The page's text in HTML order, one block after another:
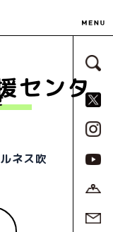
センタ
サ
ネス吹